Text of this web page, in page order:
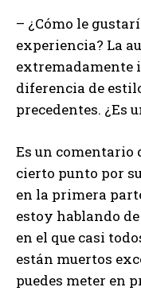
– ¿Cómo le
experiencia? La
extremadamente
diferencia de
precedentes. ¿Es
Es un comentario
cierto punto por
en la primera
estoy hablando
en el que casi
están muertos
puedes meter en